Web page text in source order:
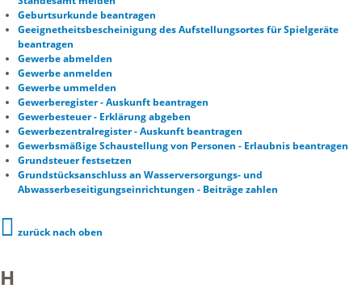
Geburtsurkunde beantragen
Geeignetheitsbescheinigung des Aufstellungsortes für Spielgeräte
beantragen
Gewerbe abmelden
Gewerbe anmelden
Gewerbe ummelden
Gewerberegister - Auskunft beantragen
Gewerbesteuer - Erklärung abgeben
Gewerbezentralregister - Auskunft beantragen
Gewerbsmäßige Schaustellung von Personen - Erlaubnis beantragen
Grundsteuer festsetzen
Grundstücksanschluss an Wasserversorgungs- und
Abwasserbeseitigungseinrichtungen - Beiträge zahlen
zurück nach oben
H